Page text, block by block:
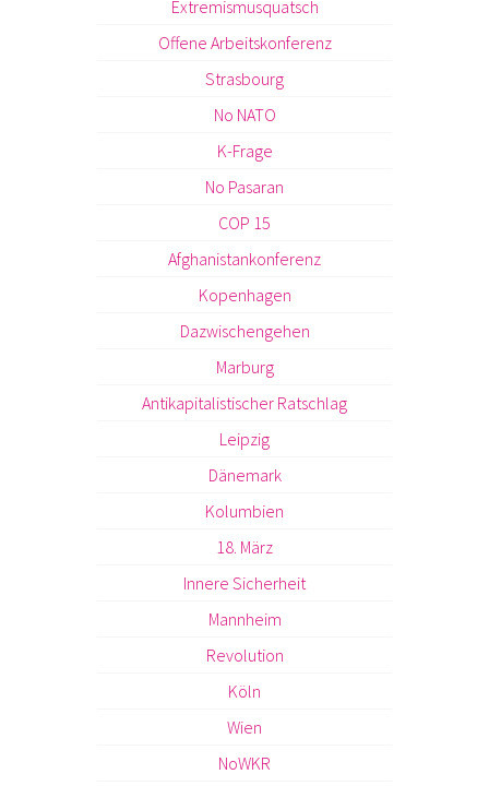
Extremismusquatsch
Offene Arbeitskonferenz
Strasbourg
No NATO
K-Frage
No Pasaran
COP 15
Afghanistankonferenz
Kopenhagen
Dazwischengehen
Marburg
Antikapitalistischer Ratschlag
Leipzig
Dänemark
Kolumbien
18. März
Innere Sicherheit
Mannheim
Revolution
Köln
Wien
NoWKR